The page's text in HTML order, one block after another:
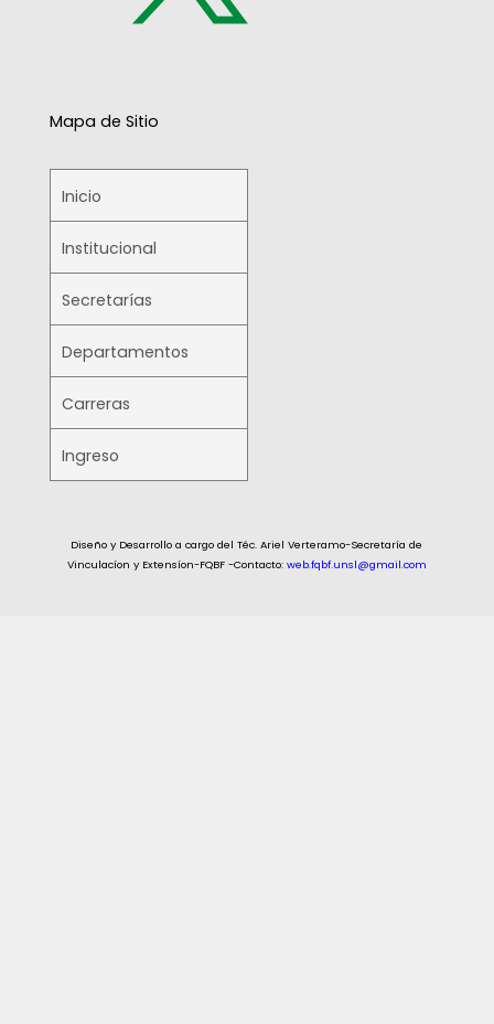
Mapa de Sitio
Inicio
Institucional
Secretarías
Departamentos
Carreras
Ingreso
Diseño y Desarrollo a cargo del Téc. Ariel Verteramo-Secretaría de
Vinculacíon y Extensíon-FQBF -Contacto: web.fqbf.unsl@gmail.com